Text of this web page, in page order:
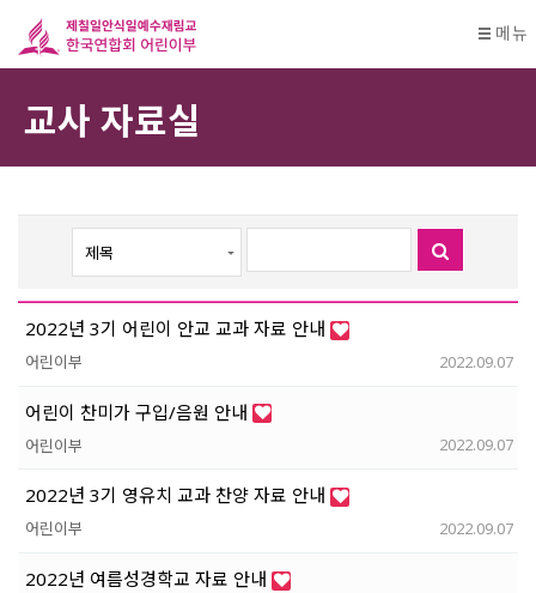
메뉴
교사 자료실
2022년 3기 어린이 안교 교과 자료 안내
어린이부 2022.09.07
어린이 찬미가 구입/음원 안내
어린이부 2022.09.07
2022년 3기 영유치 교과 찬양 자료 안내
어린이부 2022.09.07
2022년 여름성경학교 자료 안내